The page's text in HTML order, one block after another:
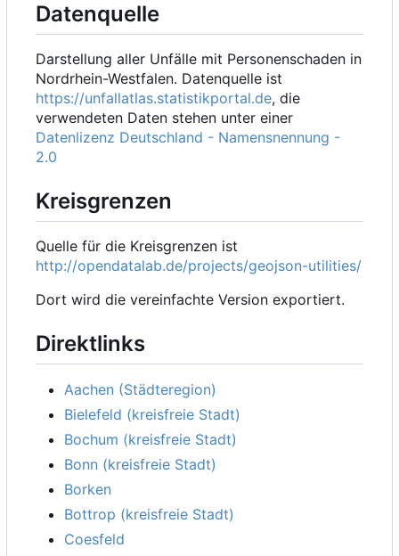
Datenquelle
Darstellung aller Unfälle mit Personenschaden in
Nordrhein-Westfalen. Datenquelle ist
https://unfallatlas.statistikportal.de, die
verwendeten Daten stehen unter einer
Datenlizenz Deutschland - Namensnennung -
2.0
Kreisgrenzen
Quelle für die Kreisgrenzen ist
http://opendatalab.de/projects/geojson-utilities/
Dort wird die vereinfachte Version exportiert.
Direktlinks
Aachen (Städteregion)
Bielefeld (kreisfreie Stadt)
Bochum (kreisfreie Stadt)
Bonn (kreisfreie Stadt)
Borken
Bottrop (kreisfreie Stadt)
Coesfeld